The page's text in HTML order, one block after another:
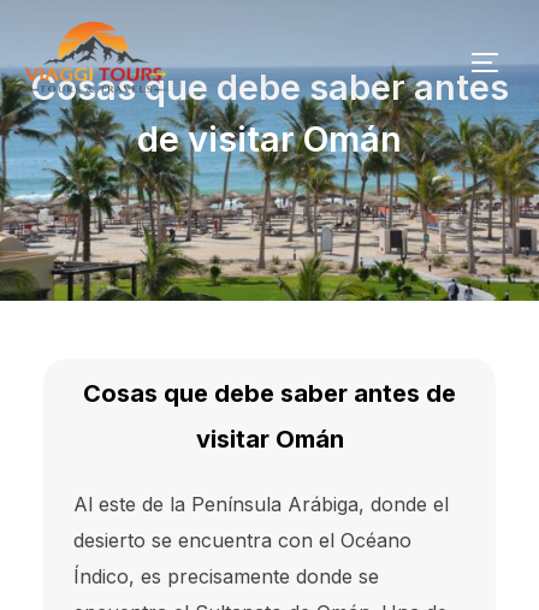
content
Cosas que debe saber antes
de visitar Omán
Cosas que debe saber antes de
visitar Omán
Al este de la Península Arábiga, donde el
desierto se encuentra con el Océano
Índico, es precisamente donde se